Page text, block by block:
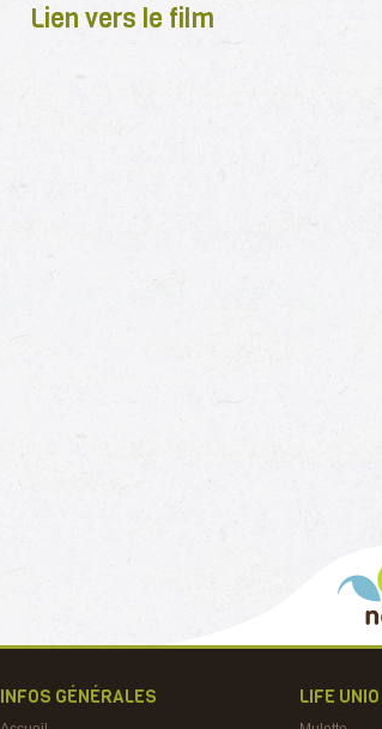
Lien vers le film
INFOS GÉNÉRALES LIFE UNIO